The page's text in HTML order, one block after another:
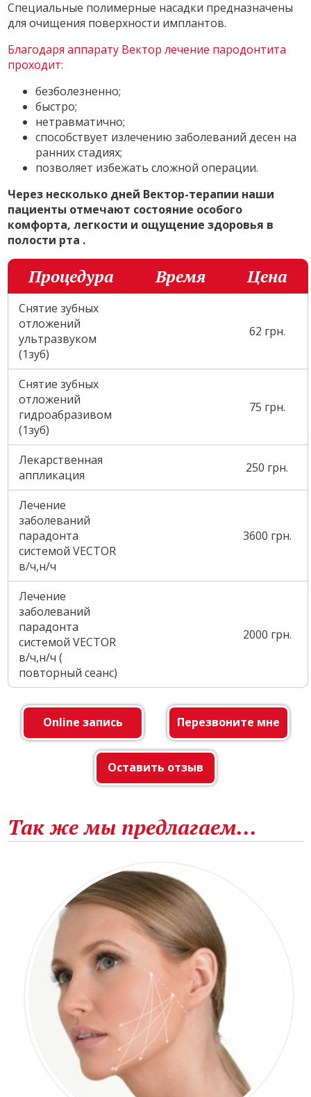
Специальные полимерные насадки предназначены
для очищения поверхности имплантов.
Благодаря аппарату Вектор лечение пародонтита
проходит:
безболезненно;
быстро;
нетравматично;
способствует излечению заболеваний десен на
ранних стадиях;
позволяет избежать сложной операции.
Через несколько дней Вектор-терапии наши
пациенты отмечают состояние особого
комфорта, легкости и ощущение здоровья в
полости рта .
Процедура Время Цена
Снятие зубных
отложений
ультразвуком
(1зуб)
62 грн.
Снятие зубных
отложений
гидроабразивом
(1зуб)
75 грн.
Лекарственная
аппликация
250 грн.
Лечение
заболеваний
парадонта
системой VECTOR
в/ч,н/ч
3600 грн.
Лечение
заболеваний
парадонта
системой VECTOR
в/ч,н/ч (
повторный сеанс)
2000 грн.
Online запись Перезвоните мне
Оставить отзыв
Так же мы предлагаем...